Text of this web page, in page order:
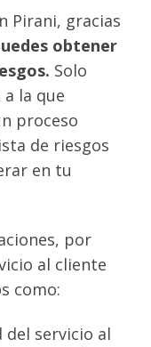
Pirani, gracias
obtener
Solo
la que
proceso
de riesgos
en tu
por
al cliente
como:
del servicio al